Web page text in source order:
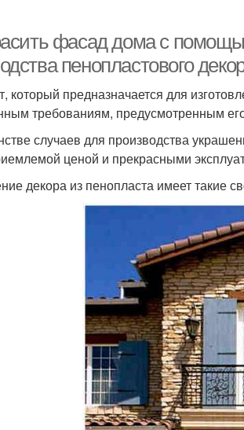
фасад дома с
пенопластового
который предназначается для
требованиям, предусмотренным
случаев для производства
ценой и прекрасными
декора из пенопласта имеет такие